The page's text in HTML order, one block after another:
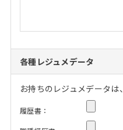
各種レジュメデータ
お持ちのレジュメデータは
履歴書：